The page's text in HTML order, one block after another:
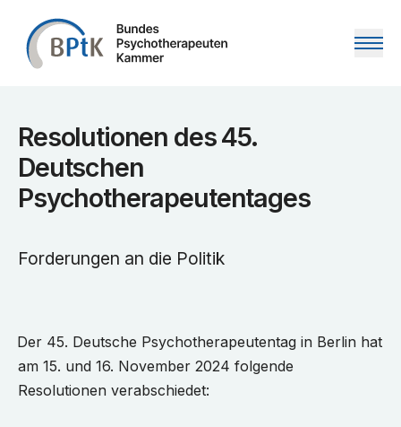
Zum Inhalt springen
Resolutionen des 45.
Deutschen
Psychotherapeutentages
Forderungen an die Politik
Der 45. Deutsche Psychotherapeutentag in Berlin hat
am 15. und 16. November 2024 folgende
Resolutionen verabschiedet: